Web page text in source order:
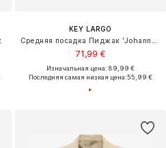
KEY LARGO
71,99 €
Изначальная цена: 89,99 €
Последняя самая низкая цена:55,99 €